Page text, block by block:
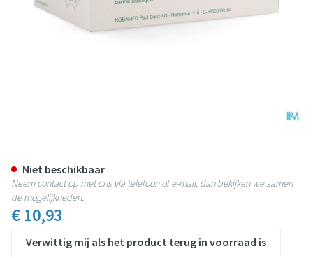
€ 10,93
Verwittig mij als het product terug in voorraad is
Niet beschikbaar
Neem contact op met ons via telefoon of e-mail, dan bekijken we samen
de mogelijkheden.